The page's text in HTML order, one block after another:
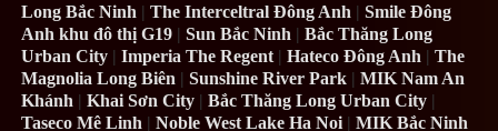
Long Bắc Ninh |The Interceltral Đông Anh |Smile Đông
Anh khu đô thị G19 |Sun Bắc Ninh |Bắc Thăng Long
Urban City |Imperia The Regent |Hateco Đông Anh |The
Magnolia Long Biên |Sunshine River Park |MIK Nam An
Khánh |Khai Sơn City |Bắc Thăng Long Urban City |
Taseco Mê Linh |Noble West Lake Ha Noi | MIK Bắc Ninh